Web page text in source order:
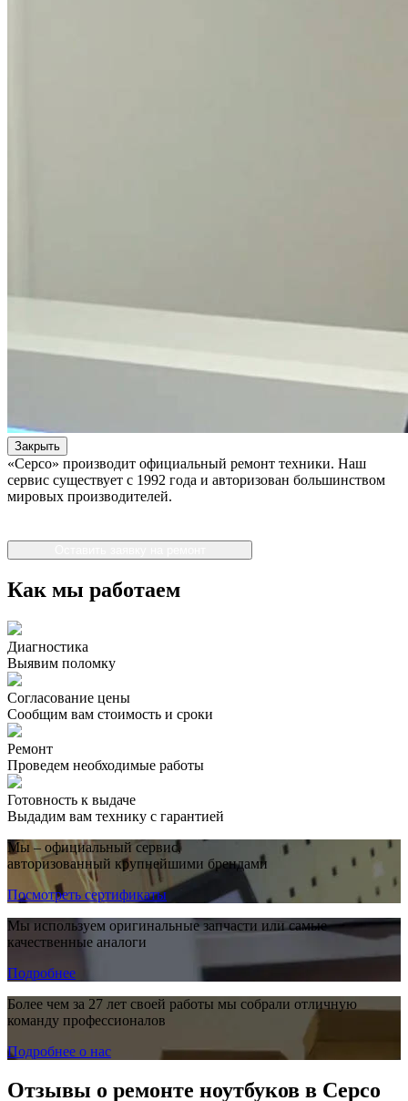
Закрыть
«Серсо» производит официальный ремонт техники. Наш
сервис существует с 1992 года и авторизован большинством
мировых производителей.
Как мы работаем
Диагностика
Выявим поломку
Согласование цены
Сообщим вам стоимость и сроки
Ремонт
Проведем необходимые работы
Готовность к выдаче
Выдадим вам технику с гарантией
Мы – официальный сервис,
авторизованный крупнейшими брендами
Посмотреть сертификаты
Мы используем оригинальные запчасти или самые
качественные аналоги
Подробнее
Более чем за 27 лет своей работы мы собрали отличную
команду профессионалов
Подробнее о нас
Отзывы о ремонте ноутбуков в Серсо